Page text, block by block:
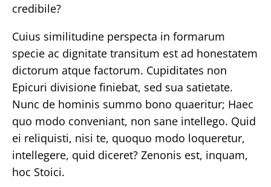
credibile?
Cuius similitudine perspecta in formarum
specie ac dignitate transitum est ad honestatem
dictorum atque factorum. Cupiditates non
Epicuri divisione finiebat, sed sua satietate.
Nunc de hominis summo bono quaeritur; Haec
quo modo conveniant, non sane intellego. Quid
ei reliquisti, nisi te, quoquo modo loqueretur,
intellegere, quid diceret? Zenonis est, inquam,
hoc Stoici.